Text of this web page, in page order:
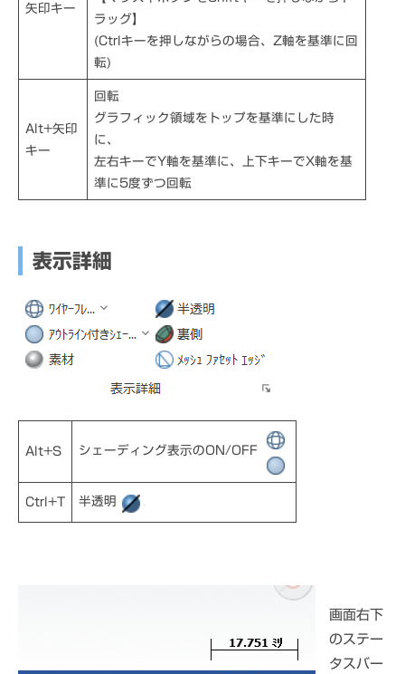
矢印キー
ラッグ】
(Ctrlキーを押しながらの場合、Z軸を基準に回
転)
Alt+矢印
キー
回転
グラフィック領域をトップを基準にした時
に、
左右キーでY軸を基準に、上下キーでX軸を基
準に5度ずつ回転
表示詳細
Alt+S シェーディング表示のON/OFF
Ctrl+T 半透明
画面右下
のステー
タスバー